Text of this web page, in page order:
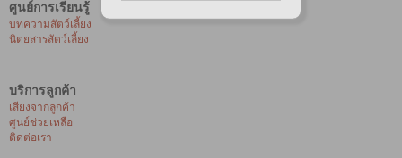
ศูนย์การเรียนรู้
บทความสัตว์เลี้ยง
นิตยสารสัตว์เลี้ยง
บริการลูกค้า
เสียงจากลูกค้า
ศูนย์ช่วยเหลือ
ติดต่อเรา